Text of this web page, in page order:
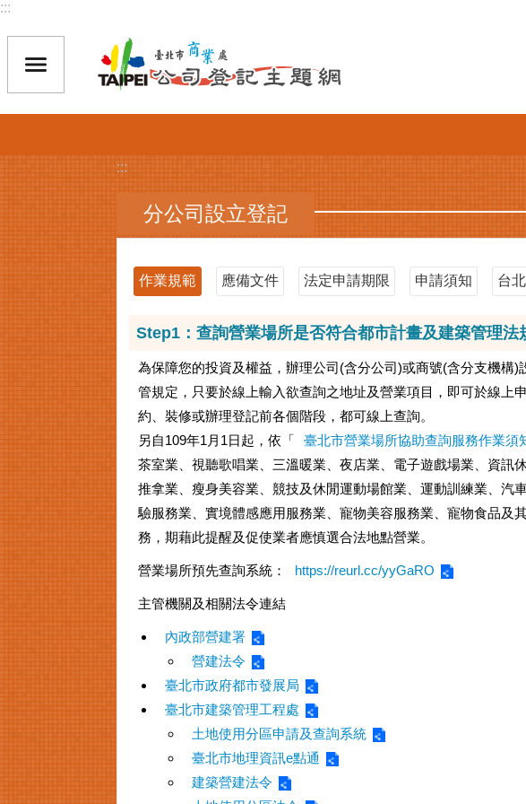
跳到主要內容區塊
:::
:::
分公司設立登記
作業規範 應備文件 法定申請期限 申請須知 台
Step1：查詢營業場所是否符合都市計畫及建築管理法
為保障您的投資及權益，辦理公司(含分公司)或商號(含分支機構
管規定，只要於線上輸入欲查詢之地址及營業項目，即可於線上
約、裝修或辦理登記前各個階段，都可線上查詢。
另自109年1月1日起，依「
臺北市營業場所協助查詢服務作業須
茶室業、視聽歌唱業、三溫暖業、夜店業、電子遊戲場業、資訊
推拿業、瘦身美容業、競技及休閒運動場館業、運動訓練業、汽
驗服務業、實境體感應用服務業、寵物美容服務業、寵物食品及
務，期藉此提醒及促使業者應慎選合法地點營業。
營業場所預先查詢系統： https://reurl.cc/yyGaRO
主管機關及相關法令連結
內政部營建署
營建法令
臺北市政府都市發展局
臺北市建築管理工程處
土地使用分區申請及查詢系統
臺北市地理資訊e點通
建築營建法令